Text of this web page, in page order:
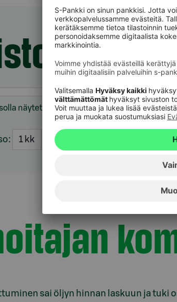
näytetään viikkohavainto, jos rahasto-
1 kk 3 kk max
sai öljyn hinnan laskuun ja tuki